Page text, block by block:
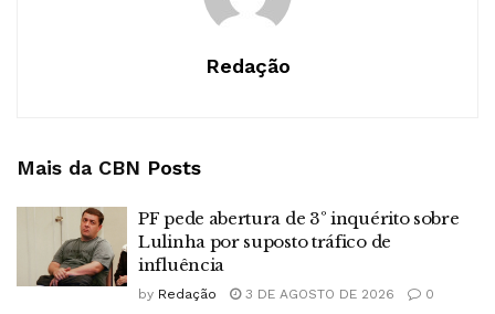
Redação
Mais da CBN Posts
PF pede abertura de 3º inquérito sobre
Lulinha por suposto tráfico de
influência
by Redação 3 DE AGOSTO DE 2026 0